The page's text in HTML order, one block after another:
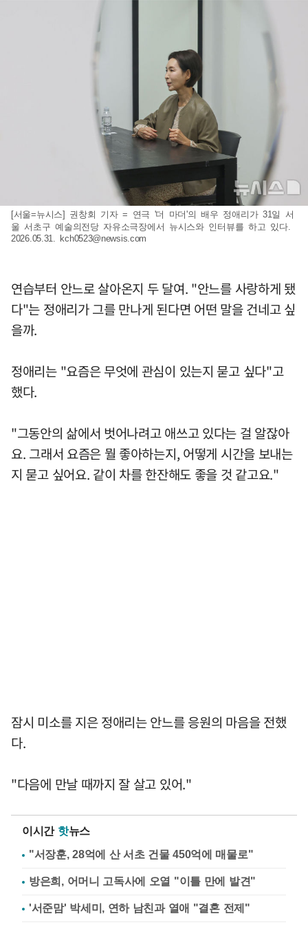
[서울=뉴시스] 권창회 기자 = 연극 '더 마더'의 배우 정애리가 31일 서
울 서초구 예술의전당 자유소극장에서 뉴시스와 인터뷰를 하고 있다.
2026.05.31. kch0523@newsis.com
연습부터 안느로 살아온지 두 달여. "안느를 사랑하게 됐
다"는 정애리가 그를 만나게 된다면 어떤 말을 건네고 싶
을까.
정애리는 "요즘은 무엇에 관심이 있는지 묻고 싶다"고
했다.
"그동안의 삶에서 벗어나려고 애쓰고 있다는 걸 알잖아
요. 그래서 요즘은 뭘 좋아하는지, 어떻게 시간을 보내는
지 묻고 싶어요. 같이 차를 한잔해도 좋을 것 같고요."
잠시 미소를 지은 정애리는 안느를 응원의 마음을 전했
다.
"다음에 만날 때까지 잘 살고 있어."
이시간 핫뉴스
"서장훈, 28억에 산 서초 건물 450억에 매물로"
방은희, 어머니 고독사에 오열 "이틀 만에 발견"
'서준맘' 박세미, 연하 남친과 열애 "결혼 전제"